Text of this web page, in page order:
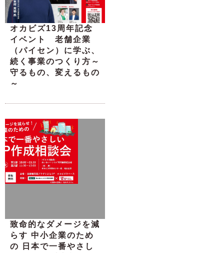
オカビズ13周年記念
イベント 老舗企業
（パイセン）に学ぶ、
続く事業のつくり方～
守るもの、変えるもの
～
致命的なダメージを減
らす 中小企業のため
の 日本で一番やさし